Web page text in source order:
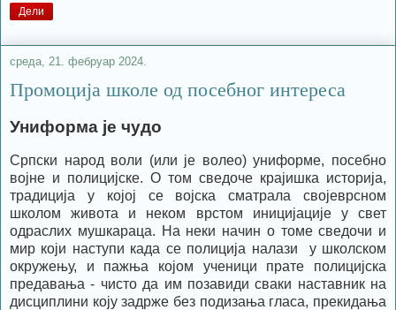
Дели
среда, 21. фебруар 2024.
Промоција школе од посебног интереса
Униформа је чудо
Српски народ воли (или је волео) униформе, посебно
војне и полицијске. О том сведоче крајишка историја,
традиција у којој се војска сматрала својеврсном
школом живота и неком врстом иницијације у свет
одраслих мушкараца. На неки начин о томе сведочи и
мир који наступи када се полиција налази у школском
окружењу, и пажња којом ученици прате полицијска
предавања - чисто да им позавиди сваки наставник на
дисциплини коју задрже без подизања гласа, прекидања